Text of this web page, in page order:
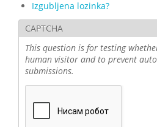
Izgubljena lozinka?
CAPTCHA
This question is for testing
human visitor and to prevent
submissions.